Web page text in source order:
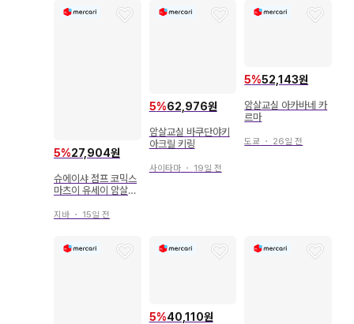
5%27,904원
슈에이샤 점프 코믹스
마츠이 유세이 암살교
지바 ・ 15일 전
5%62,976원
암살교실 바쿠단야키
아크릴 키링
사이타마・ 19일 전
5%52,143원
암살교실 아카바네 카
르마
도쿄 ・ 26일 전
5%40,110원